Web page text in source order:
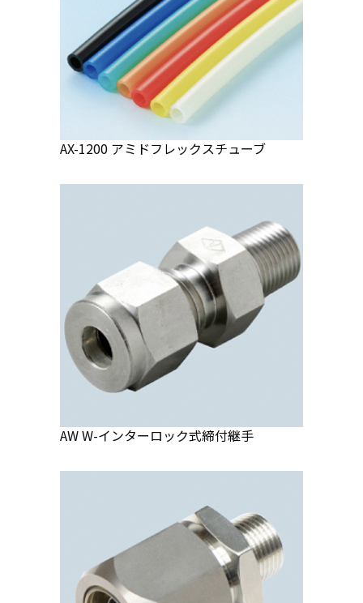
AX-1200 アミドフレックスチューブ
AW W-インターロック式締付継手